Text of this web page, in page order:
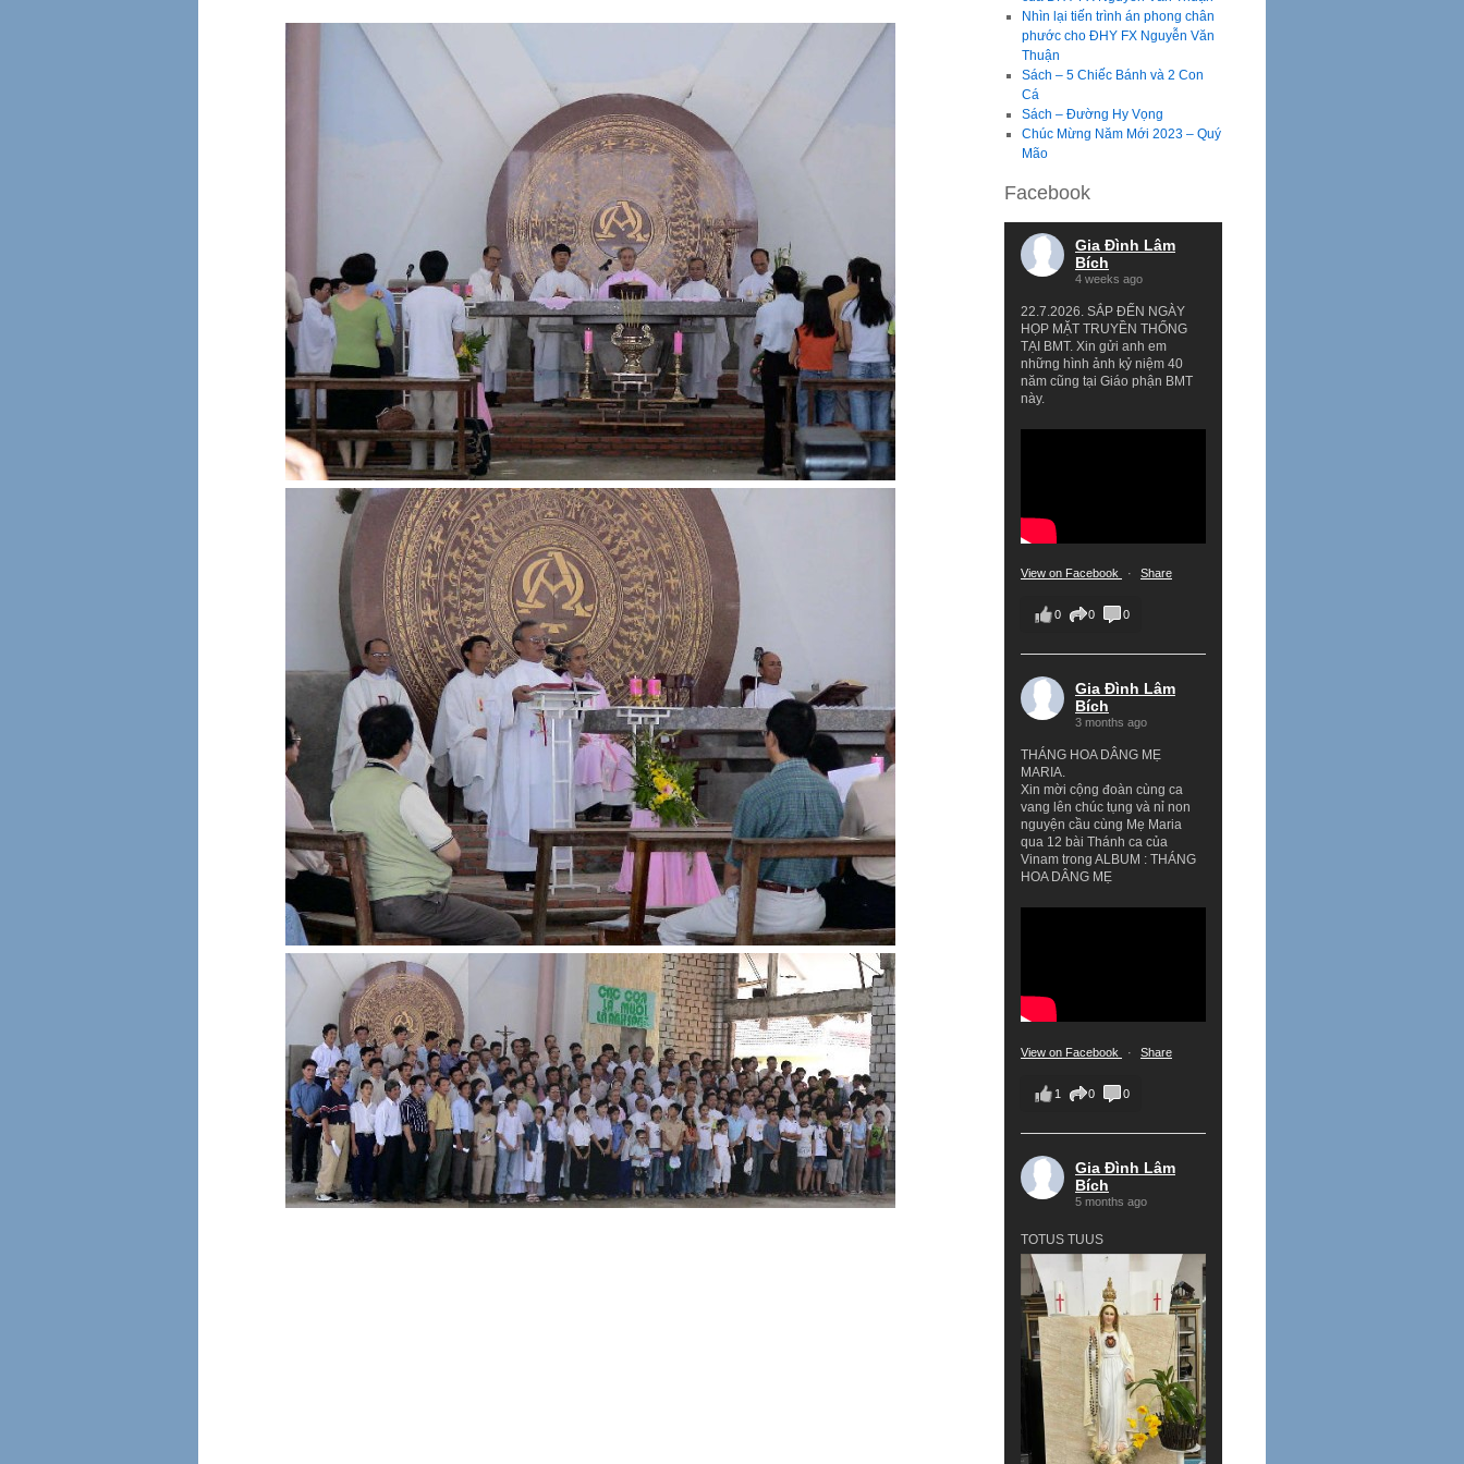
Nhìn lại tiến trình án phong chân
phước cho ĐHY FX Nguyễn Văn
Thuận
Sách – 5 Chiếc Bánh và 2 Con
Cá
Sách – Đường Hy Vọng
Chúc Mừng Năm Mới 2023 – Quý
Mão
Facebook
Gia Đình Lâm
Bích
4 weeks ago
22.7.2026. SẮP ĐẾN NGÀY
HỌP MẶT TRUYỀN THỐNG
TẠI BMT. Xin gửi anh em
những hình ảnh kỷ niệm 40
năm cũng tại Giáo phận BMT
này.
View on Facebook · Share
0 0 0
Gia Đình Lâm
Bích
3 months ago
THÁNG HOA DÂNG MẸ
MARIA.
Xin mời cộng đoàn cùng ca
vang lên chúc tụng và nỉ non
nguyện cầu cùng Mẹ Maria
qua 12 bài Thánh ca của
Vinam trong ALBUM : THÁNG
HOA DÂNG MẸ
View on Facebook · Share
1 0 0
Gia Đình Lâm
Bích
5 months ago
TOTUS TUUS